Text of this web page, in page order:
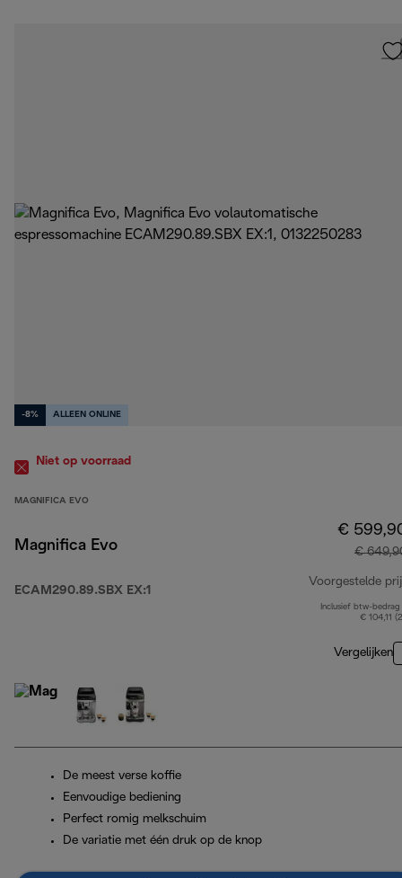
-8% ALLEEN ONLINE
Niet op voorraad
MAGNIFICA EVO
Magnifica Evo
ECAM290.89.SBX EX:1
€
€
Voorgestelde
Inclusief btw-bedrag
€ 104,11
Vergelijken
De meest verse koffie
Eenvoudige bediening
Perfect romig melkschuim
De variatie met één druk op de knop